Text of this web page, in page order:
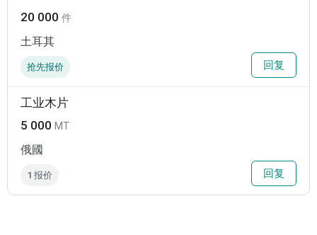
20 000 件
土耳其
抢先报价 回复
工业木片
5 000 MT
俄國
1 报价 回复